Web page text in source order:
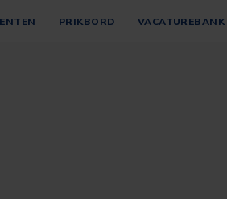
PRIKBORD VACATUREBANK